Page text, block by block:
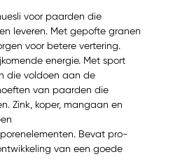
voor paarden die
leveren. Met gepofte granen
voor betere vertering.
energie. Met sport
die voldoen aan de
van paarden die
Zink, koper, mangaan en
Bevat pro-
van een goede